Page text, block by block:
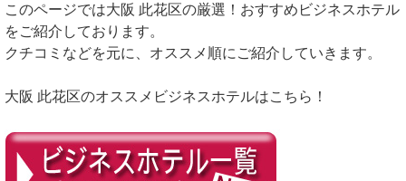
このページでは大阪 此花区の厳選！おすすめビジネスホテル
をご紹介しております。
クチコミなどを元に、オススメ順にご紹介していきます。
大阪 此花区のオススメビジネスホテルはこちら！